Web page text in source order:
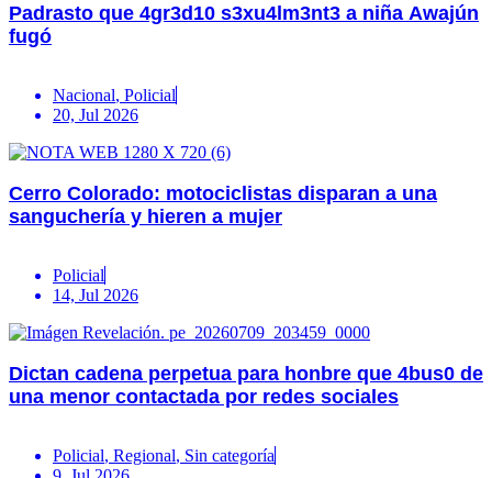
Padrasto que 4gr3d10 s3xu4lm3nt3 a niña Awajún
fugó
Nacional, Policial
20, Jul 2026
Cerro Colorado: motociclistas disparan a una
sanguchería y hieren a mujer
Policial
14, Jul 2026
Dictan cadena perpetua para honbre que 4bus0 de
una menor contactada por redes sociales
Policial, Regional, Sin categoría